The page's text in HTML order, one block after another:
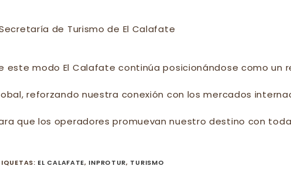
de Turismo de El Calafate
este modo El Calafate continúa posicionándose como
reforzando nuestra conexión con los mercados
que los operadores promuevan nuestro destino con
: EL CALAFATE, INPROTUR, TURISMO